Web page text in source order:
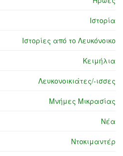
Ιστορία
Ιστορίες από το Λευκόνοικο
Κειμήλια
Λευκονοικιάτες/-ισσες
Μνήμες Μικρασίας
Νέα
Ντοκιμαντέρ